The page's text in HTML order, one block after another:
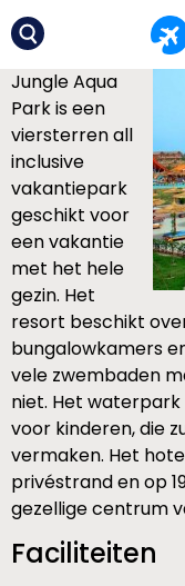
Jungle Aqua
Park is een
viersterren all
inclusive
vakantiepark
geschikt voor
een vakantie
met het hele
gezin. Het
resort beschikt
bungalowkamers
vele zwembaden
niet. Het
voor kinderen, die
vermaken. Het
privéstrand en op
gezellige centrum
Faciliteiten